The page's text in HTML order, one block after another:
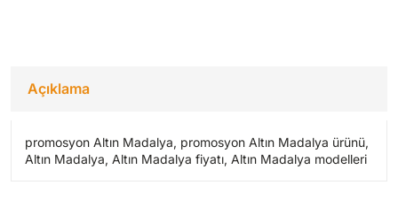
Açıklama
promosyon Altın Madalya, promosyon Altın Madalya ürünü,
Altın Madalya, Altın Madalya fiyatı, Altın Madalya modelleri